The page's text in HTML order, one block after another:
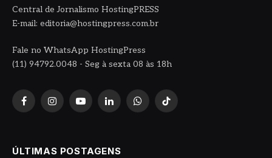
Central de Jornalismo HostingPRESS
E-mail: editoria@hostingpress.com.br
Fale no WhatsApp HostingPress
(11) 94792.0048 - Seg à sexta 08 às 18h
FacebookInstagramYouTubeLinkedInWhatsAppTikTok
ÚLTIMAS POSTAGENS